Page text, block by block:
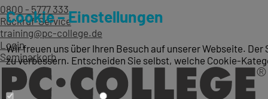
0800 - 5777 333
Rückruf-Service
training@pc-college.de
Login
Seminarkorb
Cookie – Einstellungen
Wir freuen uns über Ihren Besuch auf unserer Webseite.
zu verbessern. Entscheiden Sie selbst, welche Cookie-